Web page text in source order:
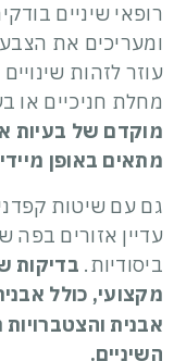
רופאי שיניים
ומעריכים את
עוזר לזהות
מחלת חניכיים או
מוקדם של בעיות
מתאים באופן
גם עם שיטות
עדיין אזורים
ביסודיות. בדיקות
מקצועי, כולל
אבנית
השיניים.